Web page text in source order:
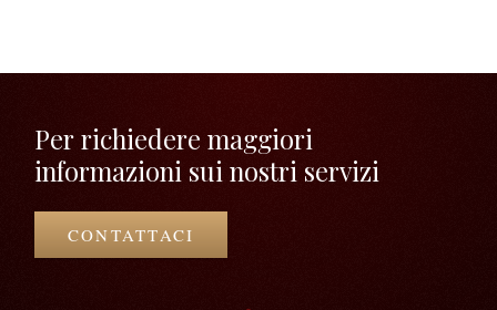
Per richiedere maggiori
informazioni sui nostri servizi
CONTATTACI